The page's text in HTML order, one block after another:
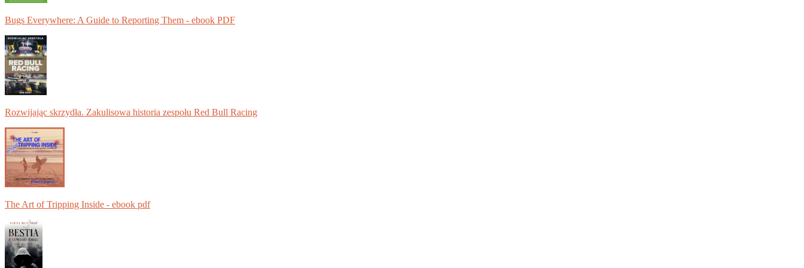
Bugs Everywhere: A Guide to Reporting Them - ebook PDF
Rozwijając skrzydła. Zakulisowa historia zespołu Red Bull Racing
The Art of Tripping Inside - ebook pdf